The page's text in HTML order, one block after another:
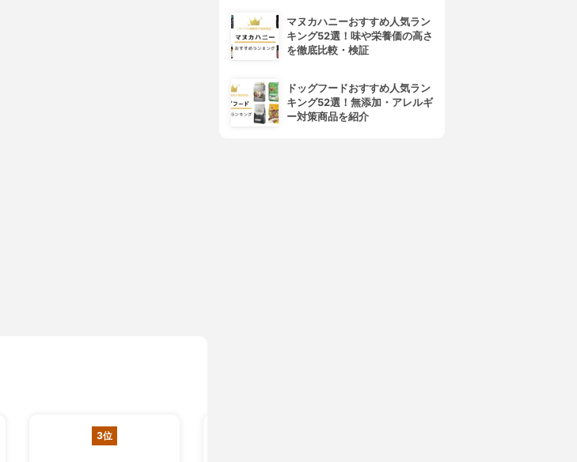
3位
マヌカハニーおすすめ人気ラン
キング52選！味や栄養価の高さ
を徹底比較・検証
ドッグフードおすすめ人気ラン
キング52選！無添加・アレルギ
ー対策商品を紹介